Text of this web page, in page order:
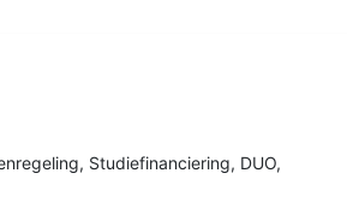
, Studiefinanciering, DUO,